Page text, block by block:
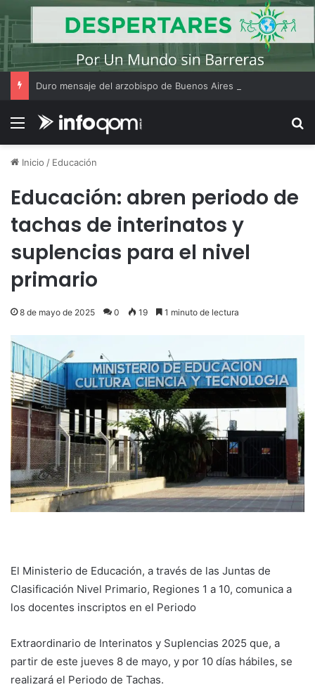
Menú
Inicio / Educación
Educación: abren periodo de
tachas de interinatos y
suplencias para el nivel
primario
8 de mayo de 2025 0 19 1 minuto de lectura
El Ministerio de Educación, a través de las Juntas de
Clasificación Nivel Primario, Regiones 1 a 10, comunica a
los docentes inscriptos en el Periodo
Extraordinario de Interinatos y Suplencias 2025 que, a
partir de este jueves 8 de mayo, y por 10 días hábiles, se
realizará el Periodo de Tachas.